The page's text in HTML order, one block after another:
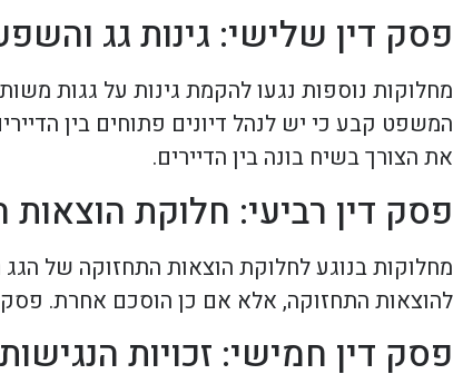
פסק דין שלישי: גינות גג
מחלוקות נוספות נגעו להקמת גינות על גגות
המשפט קבע כי יש לנהל דיונים פתוחים בין
את הצורך בשיח בונה בין הדיירים.
פסק דין רביעי: חלוקת הוצאות
מחלוקות בנוגע לחלוקת הוצאות התחזוקה של
להוצאות התחזוקה, אלא אם כן הוסכם אחרת. פסק
פסק דין חמישי: זכויות